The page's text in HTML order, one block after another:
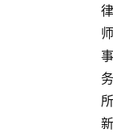
律
师
事
务
所
新